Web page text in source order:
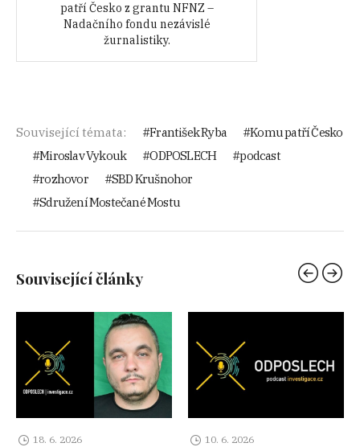
patří Česko z grantu NFNZ –
Nadačního fondu nezávislé
žurnalistiky.
Související témata: František Ryba
Komu patří Česko
Miroslav Vykouk
ODPOSLECH
podcast
rozhovor
SBD Krušnohor
Sdružení Mostečané Mostu
Související články
18. 6. 2026 10. 6. 2026